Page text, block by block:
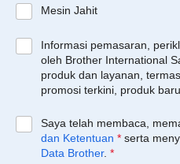
Mesin Jahit
Informasi pemasaran,
oleh Brother International
produk dan layanan,
promosi terkini, produk
Saya telah membaca,
dan Ketentuan * serta
Data Brother. *